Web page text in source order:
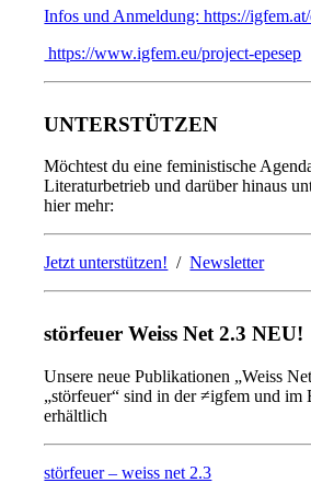
Infos und Anmeldung: https://
https://www.igfem.eu/project-epesep
UNTERSTÜTZEN
Möchtest du eine feministische
Literaturbetrieb und darüber hinaus
hier mehr:
Jetzt unterstützen! /Newsletter
störfeuer Weiss Net 2.3 NEU!
Unsere neue Publikationen „Weiss
„störfeuer“ sind in der ≠igfem und im
erhältlich
störfeuer – weiss net 2.3